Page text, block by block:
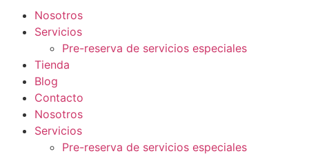
Nosotros
Servicios
Pre-reserva de servicios especiales
Tienda
Blog
Contacto
Nosotros
Servicios
Pre-reserva de servicios especiales